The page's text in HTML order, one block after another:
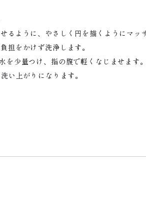
ように、やさしく円を描くようにマッ
をかけず洗浄します。
少量つけ、指の腹で軽くなじませます。
上がりになります。